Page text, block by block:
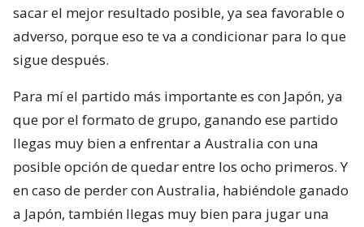
sacar el mejor resultado posible, ya sea favorable o
adverso, porque eso te va a condicionar para lo que
sigue después.
Para mí el partido más importante es con Japón, ya
que por el formato de grupo, ganando ese partido
llegas muy bien a enfrentar a Australia con una
posible opción de quedar entre los ocho primeros. Y
en caso de perder con Australia, habiéndole ganado
a Japón, también llegas muy bien para jugar una